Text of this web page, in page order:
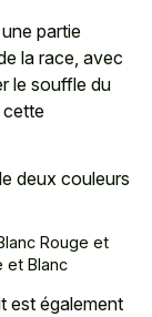
partie
la race, avec
le souffle du
cette
deux couleurs
Rouge et
et Blanc
est également